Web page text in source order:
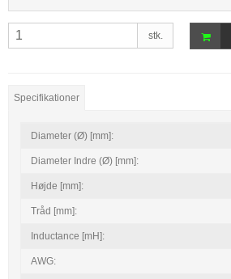
stk.
Specifikationer
Diameter (Ø) [mm]:
Diameter Indre (Ø) [mm]:
Højde [mm]:
Tråd [mm]:
Inductance [mH]:
AWG: